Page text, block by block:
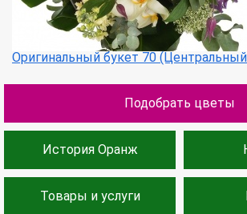
Оригинальный букет 70
Подобрать цветы
История Оранж
Товары и услуги